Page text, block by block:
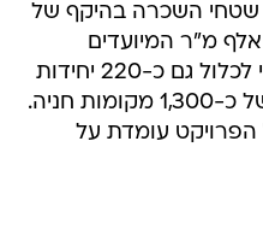
עם שטחי השכרה בהיקף של
כ-75 אלף מ"ר  מהם כ-50 אלף מ"ר המיועדים
למשרדים. פרויקט זהה צפוי לכלול גם כ-220 יחידות
דיור וחניון ענק תת קרקעי של כ-1,300 מקומות חניה.
עומדת על